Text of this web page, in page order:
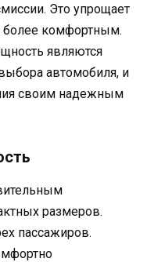
Это упрощает
более комфортным.
являются
автомобиля, и
своим надежным
размеров.
пассажиров.